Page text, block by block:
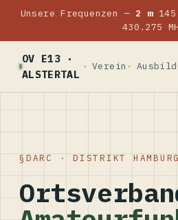
Unsere Frequenzen — 2 m
430.275
OV E13 ·
ALSTERTAL
Verein
DARC · DISTRIKT HAMBURG